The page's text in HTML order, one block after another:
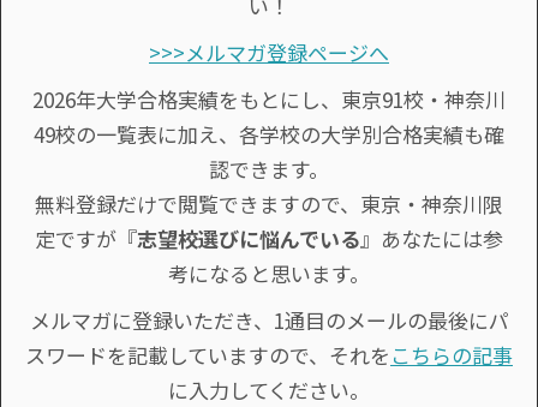
>>>メルマガ登録ページへ
2026年大学合格実績をもとにし、東京91校・神奈川
49校の一覧表に加え、各学校の大学別合格実績も確
認できます。
無料登録だけで閲覧できますので、東京・神奈川限
定ですが『志望校選びに悩んでいる』あなたには参
考になると思います。
メルマガに登録いただき、1通目のメールの最後にパ
スワードを記載していますので、それを こちらの記事
に入力してください。